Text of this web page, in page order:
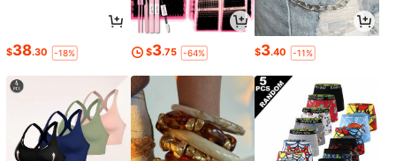
$38.30 -18% $3.75 -64% $3.40 -11%